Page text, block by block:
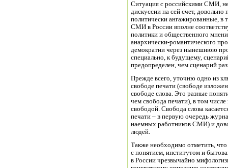
Ситуация с российскими СМИ,
дискуссии на сей счет,
политически ангажированные, в
СМИ в России вполне
политики и общественного
анархически-романтического
демократии через нынешнюю
специально, к будущему,
предопределен, чем сценарий
Прежде всего, уточню одно из
свободе печати (свободе
свободе слова. Это разные
чем свобода печати), в том
свободой. Свобода слова
печати – в первую очередь
наемных работников СМИ) и
людей.
Также необходимо отметить,
с понятием, институтом и
в России чрезвычайно